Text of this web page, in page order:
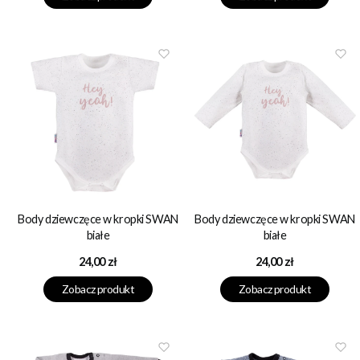
Body dziewczęce w kropki SWAN
białe
Cena
24,00 zł
Zobacz produkt
Body dziewczęce w kropki SWAN
białe
Cena
24,00 zł
Zobacz produkt